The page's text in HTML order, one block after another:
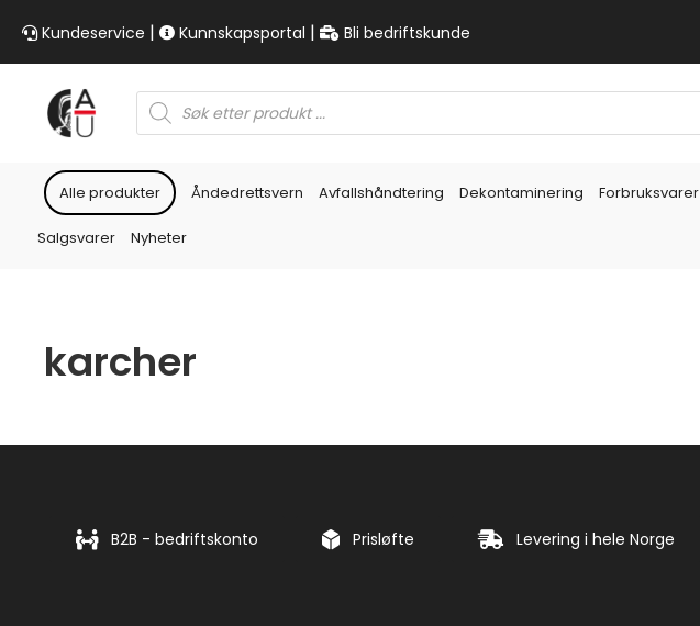
Kundeservice | Kunnskapsportal | Bli bedriftskunde
Products
search
Alle produkter Åndedrettsvern Avfallshåndtering Dekontaminering Forbruksvarer
Salgsvarer Nyheter
karcher
B2B - bedriftskonto Prisløfte Levering i hele Norge